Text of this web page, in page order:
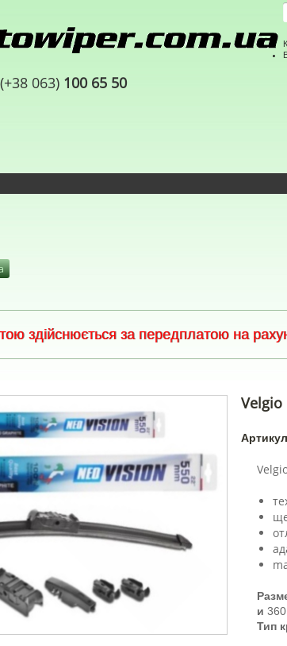
(+38 063) 100 65 50
здійснюється за передплатою на
Velgio
и
Тип